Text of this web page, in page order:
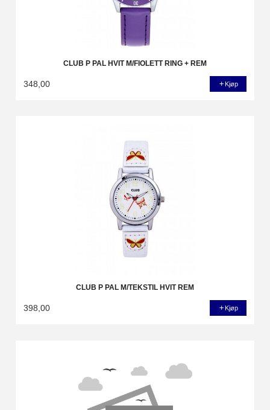
CLUB P PAL HVIT M/FIOLETT RING + REM
348,00 Kjøp
CLUB P PAL M/TEKSTIL HVIT REM
398,00 Kjøp